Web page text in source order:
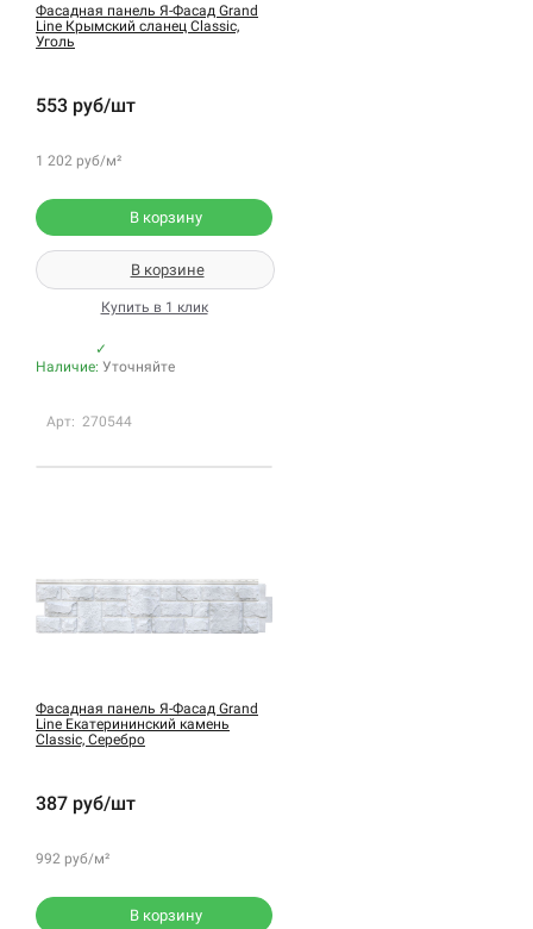
Фасадная панель Я-Фасад Grand
Line Крымский сланец Classic,
Уголь
553 руб/шт
1 202 руб/м²
В корзину
В корзине
Купить в 1 клик
✓
Наличие: Уточняйте
Арт: 270544
Фасадная панель Я-Фасад Grand
Line Екатерининский камень
Classic, Серебро
387 руб/шт
992 руб/м²
В корзину